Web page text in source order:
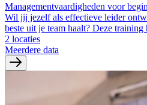
Managementvaardigheden voor
Wil jij jezelf als effectieve leider
beste uit je team haalt? Deze
2 locaties
Meerdere data